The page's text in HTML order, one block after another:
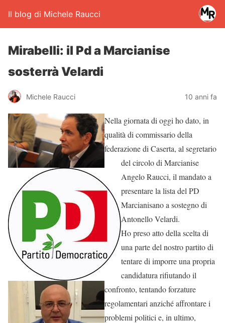
Il blog di Michele Raucci
Mirabelli: il Pd a Marcianise
sosterrà Velardi
Michele Raucci 10 anni fa
Nella giornata di oggi ho dato, in
qualità di commissario della
federazione di Caserta, al segretario
del circolo di Marcianise
Angelo Raucci, il mandato a
presentare la lista del PD
Marcianisano a sostegno di
Antonello Velardi.
Ho preso atto della scelta di
una parte del nostro partito di
tentare di imporre una propria
candidatura rifiutando il
confronto, tentando forzature
regolamentari anziché affrontare i
problemi politici e, in ultimo,